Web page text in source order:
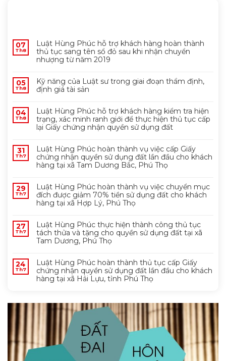
07
Th8
Luật Hùng Phúc hỗ trợ khách hàng hoàn thành
thủ tục sang tên sổ đỏ sau khi nhận chuyển
nhượng từ năm 2019
05
Th8
Kỹ năng của Luật sư trong giai đoạn thẩm định,
định giá tài sản
04
Th8
Luật Hùng Phúc hỗ trợ khách hàng kiểm tra hiện
trạng, xác minh ranh giới để thực hiện thủ tục cấp
lại Giấy chứng nhận quyền sử dụng đất
31
Th7
Luật Hùng Phúc hoàn thành vụ việc cấp Giấy
chứng nhận quyền sử dụng đất lần đầu cho khách
hàng tại xã Tam Dương Bắc, Phú Thọ
29
Th7
Luật Hùng Phúc hoàn thành vụ việc chuyển mục
đích được giảm 70% tiền sử dụng đất cho khách
hàng tại xã Hợp Lý, Phú Thọ
27
Th7
Luật Hùng Phúc thực hiện thành công thủ tục
tách thửa và tặng cho quyền sử dụng đất tại xã
Tam Dương, Phú Thọ
24
Th7
Luật Hùng Phúc hoàn thành thủ tục cấp Giấy
chứng nhận quyền sử dụng đất lần đầu cho khách
hàng tại xã Hải Lựu, tỉnh Phú Thọ